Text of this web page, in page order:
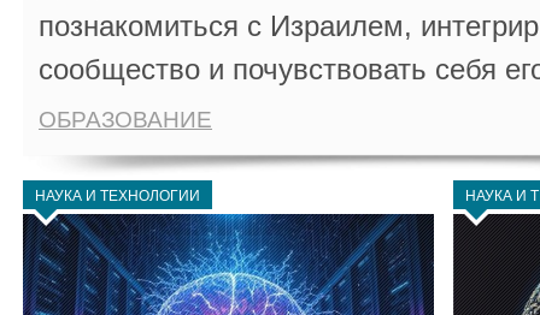
познакомиться с Израилем,
сообщество и почувствовать себя
ОБРАЗОВАНИЕ
НАУКА И ТЕХНОЛОГИИ НАУКА И